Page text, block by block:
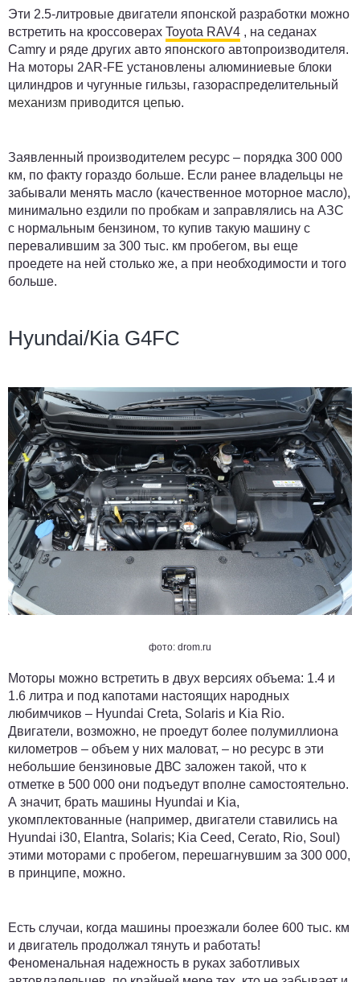
Эти 2.5-литровые двигатели японской разработки можно
встретить на кроссоверах Toyota RAV4 , на седанах
Camry и ряде других авто японского автопроизводителя.
На моторы 2AR-FE установлены алюминиевые блоки
цилиндров и чугунные гильзы, газораспределительный
механизм приводится цепью.
Заявленный производителем ресурс – порядка 300 000
км, по факту гораздо больше. Если ранее владельцы не
забывали менять масло (качественное моторное масло),
минимально ездили по пробкам и заправлялись на АЗС
с нормальным бензином, то купив такую машину с
перевалившим за 300 тыс. км пробегом, вы еще
проедете на ней столько же, а при необходимости и того
больше.
Hyundai/Kia G4FC
фото: drom.ru
Моторы можно встретить в двух версиях объема: 1.4 и
1.6 литра и под капотами настоящих народных
любимчиков – Hyundai Creta, Solaris и Kia Rio.
Двигатели, возможно, не проедут более полумиллиона
километров – объем у них маловат, – но ресурс в эти
небольшие бензиновые ДВС заложен такой, что к
отметке в 500 000 они подъедут вполне самостоятельно.
А значит, брать машины Hyundai и Kia,
укомплектованные (например, двигатели ставились на
Hyundai i30, Elantra, Solaris; Kia Ceed, Cerato, Rio, Soul)
этими моторами с пробегом, перешагнувшим за 300 000,
в принципе, можно.
Есть случаи, когда машины проезжали более 600 тыс. км
и двигатель продолжал тянуть и работать!
Феноменальная надежность в руках заботливых